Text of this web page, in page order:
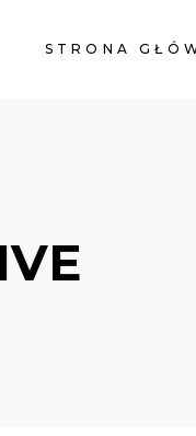
STRONA